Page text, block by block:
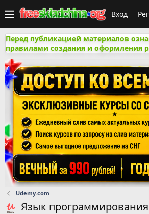
Вход
Перед публикацией материалов
правилами создания и оформления
Udemy.com
Язык программирования